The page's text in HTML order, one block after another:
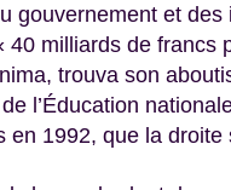
gouvernement et
milliards de francs
trouva son
l’Éducation
en 1992, que la droite